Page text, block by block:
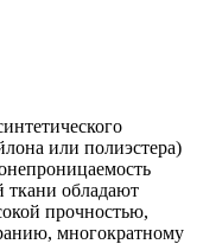
или полиэстера)
ткани обладают
прочностью,
многократному